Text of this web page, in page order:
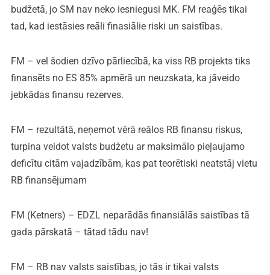
budžetā, jo SM nav neko iesniegusi MK. FM reaģēs tikai
tad, kad iestāsies reāli finasiālie riski un saistības.
FM – vel šodien dzīvo pārliecībā, ka viss RB projekts tiks
finansēts no ES 85% apmērā un neuzskata, ka jāveido
jebkādas finansu rezerves.
FM – rezultātā, neņemot vērā reālos RB finansu riskus,
turpina veidot valsts budžetu ar maksimālo pieļaujamo
deficītu citām vajadzībām, kas pat teorētiski neatstāj vietu
RB finansējumam
FM (Ketners) – EDZL neparādās finansiālās saistības tā
gada pārskatā – tātad tādu nav!
FM – RB nav valsts saistības, jo tās ir tikai valsts